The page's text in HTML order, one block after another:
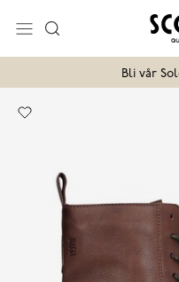
Bli vår